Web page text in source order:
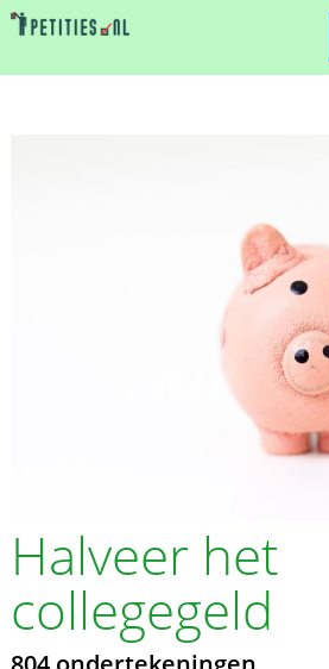
Halveer het
collegegeld